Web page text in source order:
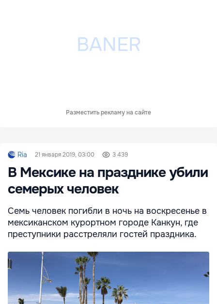
Разместить рекламу на сайте
Ria 21 января 2019, 03:00 3 439
В Мексике на празднике убили
семерых человек
Семь человек погибли в ночь на воскресенье в
мексиканском курортном городе Канкун, где
преступники расстреляли гостей праздника.